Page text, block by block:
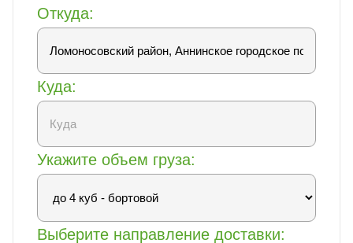
Откуда:
Куда:
Укажите объем груза:
Выберите направление доставки: